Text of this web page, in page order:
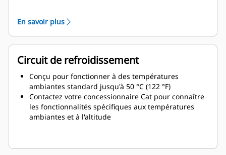
Facilité d'entretien et longévité accrue
En savoir plus
Circuit de refroidissement
Conçu pour fonctionner à des températures
ambiantes standard jusqu'à 50 °C (122 °F)
Contactez votre concessionnaire Cat pour connaître
les fonctionnalités spécifiques aux températures
ambiantes et à l'altitude